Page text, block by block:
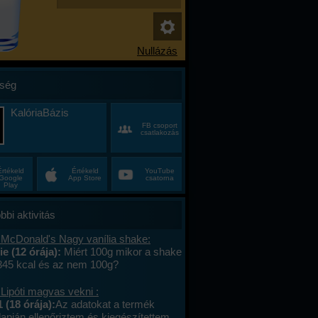
KalóriaBázis
FB csoport
csatlakozás
Play
Értékeld
App Store
YouTube
csatorna
aktivitás
Nagy vanília shake:
(12 órája): Miért 100g mikor a shake
kcal és az nem 100g?
magvas vekni :
(18 órája):Az adatokat a termék